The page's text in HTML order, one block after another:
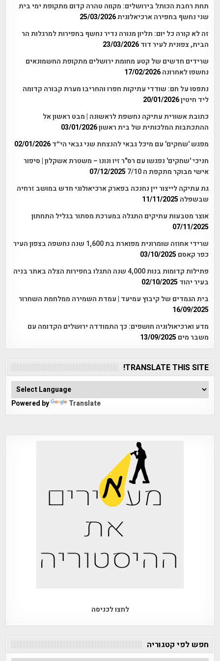
תחת רחבת הכותל בירושלים: מקווה טהרה קדום מתקופת ימי בית
שני נחשף בחפירה ארכיאלוגית25/03/2026
זה לא קורה כל יום: תליון מנורה נדיר נחשף בחפירות למרגלות הר
הבית, צפונית לעיר דוד 23/03/2026
שרידים חדשים של קטע מחומת ירושלים מתקופת החשמונאים
נחשפו לאחרונה 17/02/2026
נתפסו על חם: שודדי עתיקות חפרו והחריבו מערת קבורה קדומה
ליד חיטין20/01/2026
כתובת אשורית עתיקה נחשפת לראשונה | מבט ראשון אל
ההתכתבות המלכותית של בית ראשון03/01/2026
מפגש 'שחקים' עם מיכל גבאי להנצחת שני גבאי הי״ד 02/01/2026
חניכי 'שחקים' נפגשו עם רס"ר זיו ונונו – משטרת אשקלון | סיפור
אישי מבוקר מתקפת ה 7/10
07/12/2025
גת עתיקה לייצור יין נחנכה בפארק ארכיאולוגי חדש במושב זרחיה
שבשפלה 11/11/2025
אוצר מטבעות עתיקים התגלה במערכת מסתור בגליל התחתון
07/11/2025
שרידי אחוזה שומרונית מפוארת בת 1,600 שנה נחשפה בצפון העיר
כפר קאסם 03/10/2025
פתילות קדומות בנות 4,000 שנה התגלו בחפירות הצלה באתר בניה
בעיר יהוד 02/10/2025
בית הגמדים של קיבוץ עמיעד | עמדת השמירה ממלחמת השחרור
16/09/2025
מדע וארכיאולוגיה חושפים: כך התמודדה ירושלים הקדומה עם
משבר מים 13/09/2025
TRANSLATE THIS SITE!
Powered by Translate
לחצו לכניסה
חפש לפי קטגוריה